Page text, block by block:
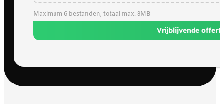
Maximum 6 bestanden, totaal max. 8MB
Vrijblijvende